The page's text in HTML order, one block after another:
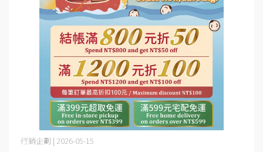
行銷企劃 | 2026-05-15